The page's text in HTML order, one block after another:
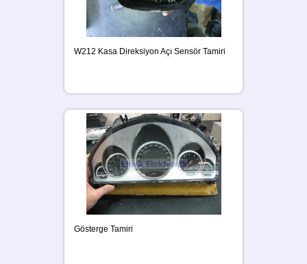
W212 Kasa Direksiyon Açı Sensör Tamiri
Gösterge Tamiri